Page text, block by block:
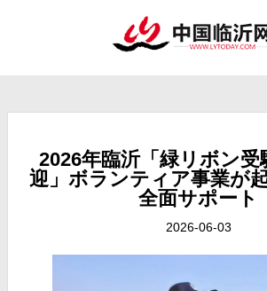
2026年臨沂「緑リボン受
迎」ボランティア事業が
全面サポート
2026-06-03